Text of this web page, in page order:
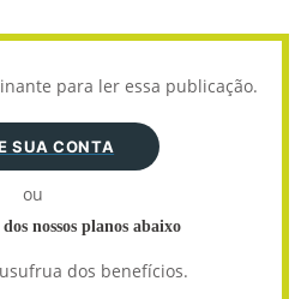
para ler essa publicação.
SUA CONTA
ou
nossos planos abaixo
dos benefícios.